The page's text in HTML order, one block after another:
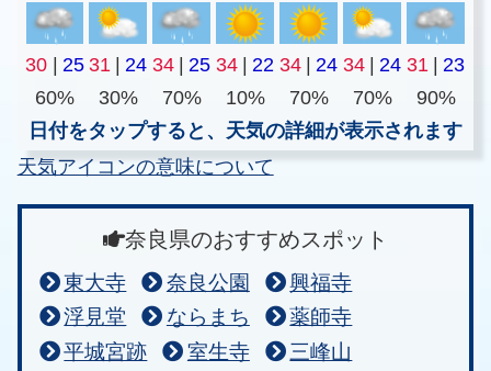
30 | 25 31 | 24 34 | 25 34 | 22 34 | 24 34 | 24 31 | 23
60%
30% 70% 10% 70% 70%
90%
日付をタップすると、天気の詳細が表示されます
天気アイコンの意味について
奈良県のおすすめスポット
東大寺 奈良公園
興福寺
浮見堂
ならまち
薬師寺
平城宮跡
室生寺
三峰山